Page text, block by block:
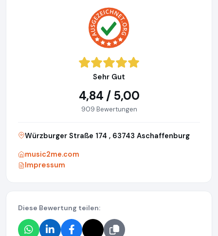
Sehr Gut
4,84 / 5,00
909 Bewertungen
Würzburger Straße 174 , 63743 Aschaffenburg
music2me.com
Impressum
Diese Bewertung teilen: